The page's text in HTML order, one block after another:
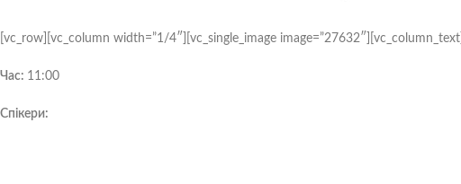
[vc_row][vc_column width=”1/4″][vc_single_image image=”27632″][vc_column_text]
Час: 11:00
Спікери: